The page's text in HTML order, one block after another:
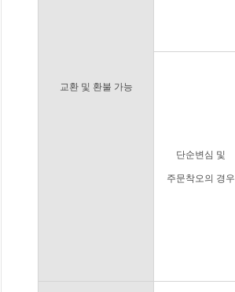
교환 및 환불 가능
단순변심 및
주문착오의 경우